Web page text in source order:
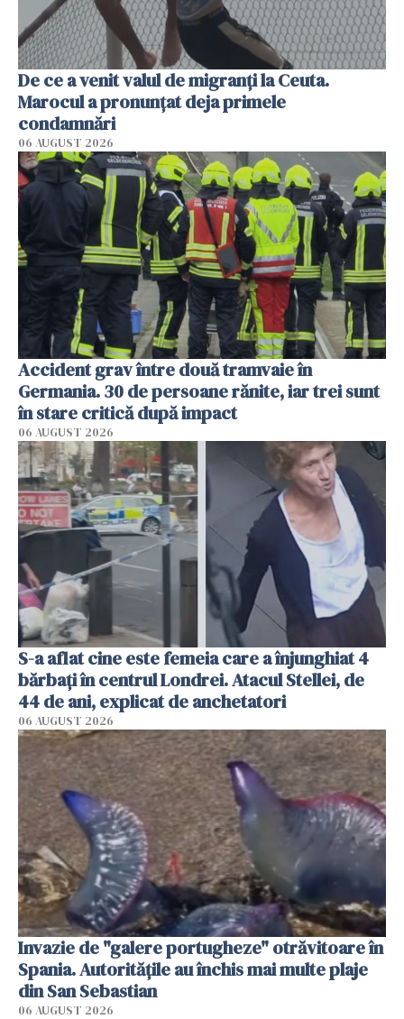
De ce a venit valul de migranți la Ceuta.
Marocul a pronunțat deja primele
condamnări
06 AUGUST 2026
Accident grav între două tramvaie în
Germania. 30 de persoane rănite, iar trei sunt
în stare critică după impact
06 AUGUST 2026
S-a aflat cine este femeia care a înjunghiat 4
bărbați în centrul Londrei. Atacul Stellei, de
44 de ani, explicat de anchetatori
06 AUGUST 2026
Invazie de "galere portugheze" otrăvitoare în
Spania. Autoritățile au închis mai multe plaje
din San Sebastian
06 AUGUST 2026